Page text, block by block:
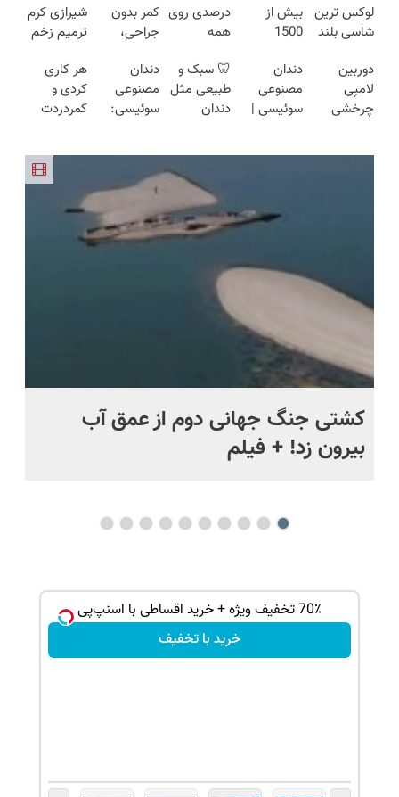
لوکس ترین
شاسی بلند
بیش از
1500
با یکبار
شارژ
درصدی روی
همه
مونو چرم
کمر بدون
جراحی،
پرسش‌نامه
رو پر کن ▶
شیرازی کرم
ترمیم زخم
ساخت!!!
دوربین
لامپی
چرخشی
دندان
مصنوعی
سوئیسی |
رایگان+پرداخت
اقساطی😍
🦷 سبک و
طبیعی مثل
دندان
اقساطی 💳
📍 تهران
دندان
مصنوعی
سوئیسی:
و مقاوم |
پرداخت
قسطی
هر کاری
کردی و
کمردردت
پرسشنامه و
دریافت راه
حل
کشتی‌ جنگ جهانی دوم از عمق آب
بیرون زد! + فیلم
70٪ تخفیف ویژه + خرید اقساطی با اسنپ‌پی
خرید با تخفیف